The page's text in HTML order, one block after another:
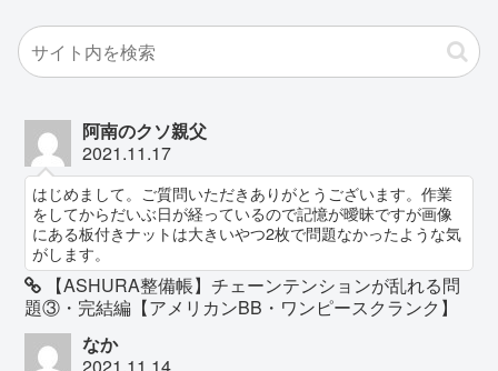
阿南のクソ親父
2021.11.17
はじめまして。ご質問いただきありがとうございます。作業
をしてからだいぶ日が経っているので記憶が曖昧ですが画像
にある板付きナットは大きいやつ2枚で問題なかったような気
がします。
【ASHURA整備帳】チェーンテンションが乱れる問
題③・完結編【アメリカンBB・ワンピースクランク】
なか
2021.11.14